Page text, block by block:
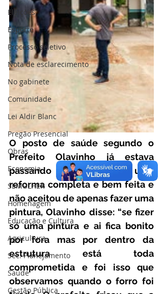
Eleições
Esporte
Processo seletivo
Nota de esclarecimento
No gabinete
Comunidade
Lei Aldir Blanc
Pregão Presencial
Obras
Economia
SEMULHER
Homenagem
Educação e Cultura
Agricultura
Sec. Planejamento
Saúde
Gestão Pública
O posto de saúde segundo o
Prefeito Olavinho já estava
passando da hora de ter uma
reforma completa e bem feita e
não aceitou de apenas fazer uma
pintura, Olavinho disse: “se fizer
só uma pintura e ai fica bonito
por fora mas por dentro da
estrutura está toda
comprometida e foi isso que
observamos quando o forro foi